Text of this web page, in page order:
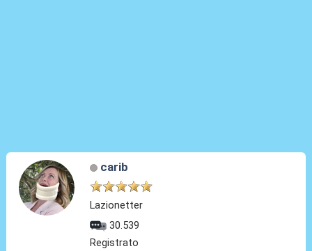
carib
Lazionetter
30.539
Registrato